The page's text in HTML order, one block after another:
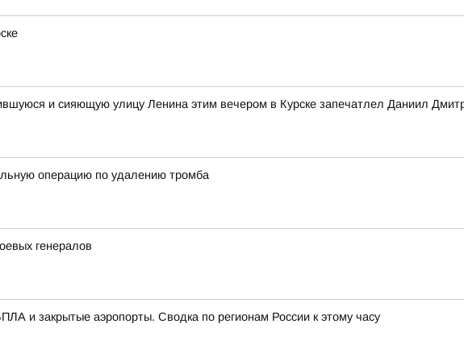
и сияющую улицу Ленина этим вечером в Курске запечатлел Даниил
операцию по удалению тромба
генералов
и закрытые аэропорты. Сводка по регионам России к этому часу